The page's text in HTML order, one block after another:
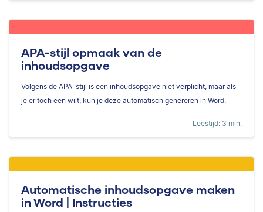
APA-stijl opmaak van de
inhoudsopgave
Volgens de APA-stijl is een inhoudsopgave niet verplicht, maar als
je er toch een wilt, kun je deze automatisch genereren in Word.
Leestijd: 3 min.
Automatische inhoudsopgave maken
in Word | Instructies